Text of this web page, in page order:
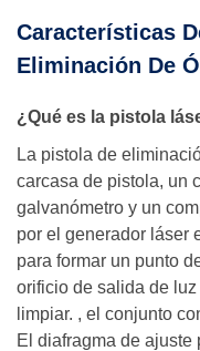
Características
Eliminación De
¿Qué es la pistola
La pistola de
carcasa de pistola, un
galvanómetro y un
por el generador láser
para formar un punto
orificio de salida de
limpiar. , el conjunto
El diafragma de